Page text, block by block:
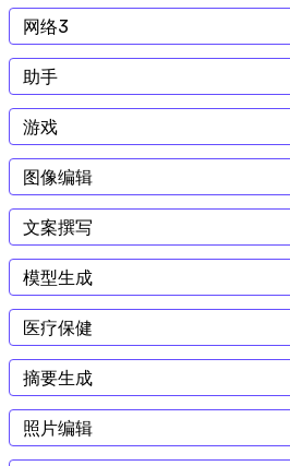
网络3
助手
游戏
图像编辑
文案撰写
模型生成
医疗保健
摘要生成
照片编辑